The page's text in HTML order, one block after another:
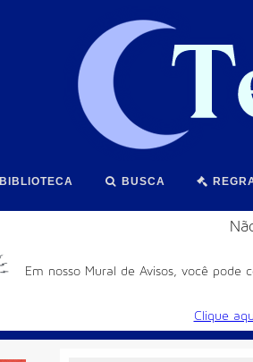
BIBLIOTECA BUSCA
Em nosso Mural de Avisos, você
Clique